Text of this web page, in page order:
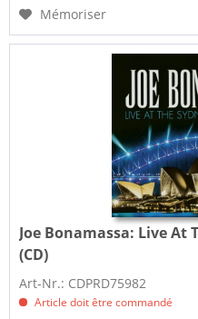
Mémoriser
Joe Bonamassa: Live At
(CD)
Art-Nr.: CDPRD75982
Article doit être commandé